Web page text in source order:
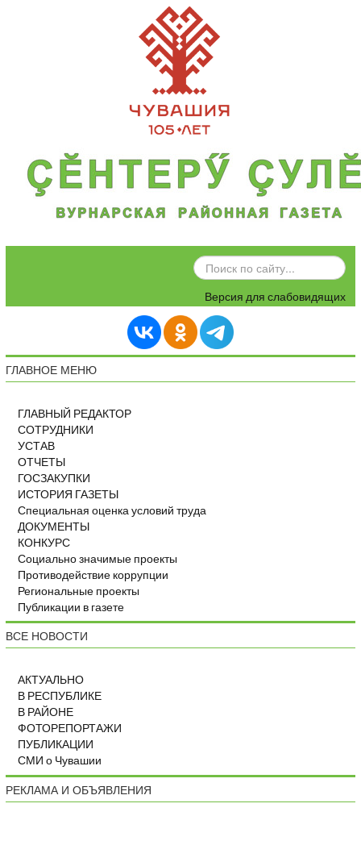
ИСКАТЬ...
Версия для слабовидящих
ГЛАВНОЕ МЕНЮ
ГЛАВНЫЙ РЕДАКТОР
СОТРУДНИКИ
УСТАВ
ОТЧЕТЫ
ГОСЗАКУПКИ
ИСТОРИЯ ГАЗЕТЫ
Специальная оценка условий труда
ДОКУМЕНТЫ
КОНКУРС
Социально значимые проекты
Противодействие коррупции
Региональные проекты
Публикации в газете
ВСЕ НОВОСТИ
АКТУАЛЬНО
В РЕСПУБЛИКЕ
В РАЙОНЕ
ФОТОРЕПОРТАЖИ
ПУБЛИКАЦИИ
СМИ о Чувашии
РЕКЛАМА И ОБЪЯВЛЕНИЯ